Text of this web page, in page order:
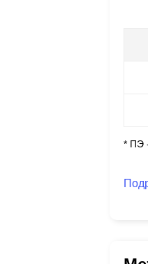
* ПЭ